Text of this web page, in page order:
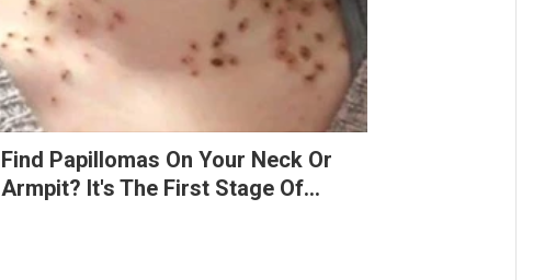
Find Papillomas On Your Neck Or
Armpit? It's The First Stage Of...